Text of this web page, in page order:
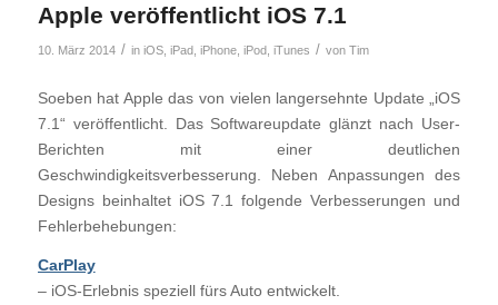
Apple veröffentlicht iOS 7.1
10. März 2014 / in iOS, iPad, iPhone, iPod, iTunes / von Tim
Soeben hat Apple das von vielen langersehnte Update „iOS
7.1“ veröffentlicht. Das Softwareupdate glänzt nach User-
Berichten mit einer deutlichen
Geschwindigkeitsverbesserung. Neben Anpassungen des
Designs beinhaltet iOS 7.1 folgende Verbesserungen und
Fehlerbehebungen:
CarPlay
– iOS-Erlebnis speziell fürs Auto entwickelt.